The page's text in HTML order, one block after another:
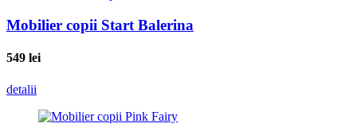
Mobilier copii Start Balerina
549 lei
detalii